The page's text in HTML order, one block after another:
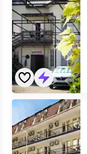
Гостях
у
Сказки»
гостевой
дом
на
карте
«Undersun
Илиос»
гостиница
на
карте